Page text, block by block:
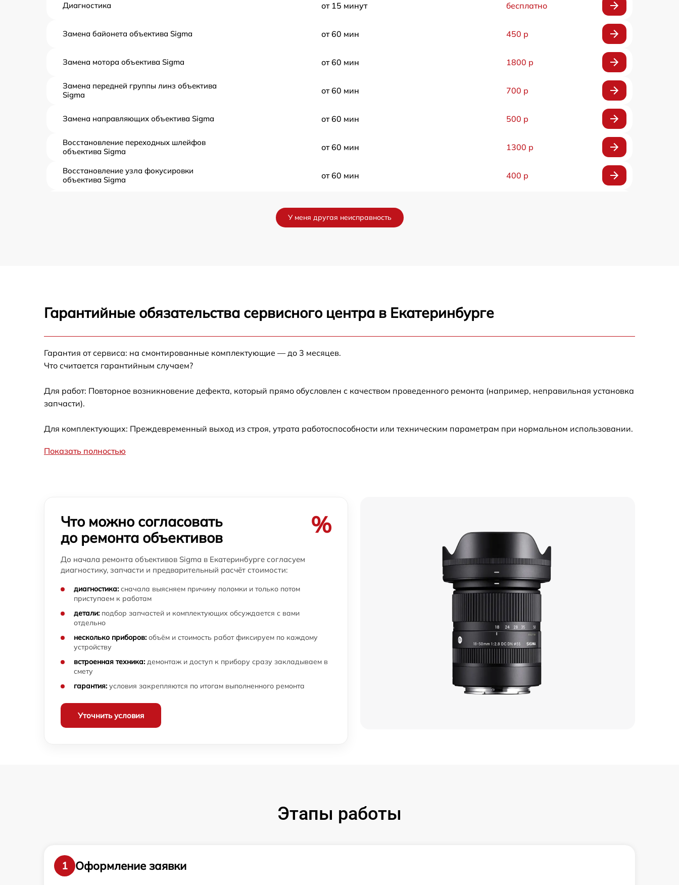
Диагностика от 15 минут бесплатно
Замена байонета объектива Sigma от 60 мин 450 р
Замена мотора объектива Sigma от 60 мин 1800 р
Замена передней группы линз объектива
Sigma
от 60 мин 700 р
Замена направляющих объектива Sigma от 60 мин 500 р
Восстановление переходных шлейфов
объектива Sigma
от 60 мин 1300 р
Восстановление узла фокусировки
объектива Sigma
от 60 мин 400 р
Обновление ПО объектива Sigma от 60 мин
Настройка автофокуса объектива Sigma
Замена узла диафрагмы объектива Sigma
Установка подвеса объектива Sigma от 60 мин 400 р
Sigma
от 60 мин
Устранение механических повреждений
объектива Sigma
Ремонт электроники объектива Sigma
Ремонт шлейфа оптического стабилизатора
объектива Sigma
Ремонт передней линзы объектива
объектива Sigma
800 р
Ремонт механических узлов объектива
Sigma
Sigma
400 р
Разблокировка заклинивания объектива
Sigma
У меня другая неисправность
Гарантийные обязательства сервисного центра в Екатеринбурге
Гарантия от сервиса: на смонтированные комплектующие — до 3 месяцев.
Что считается гарантийным случаем?
Для работ: Повторное возникновение дефекта, который прямо обусловлен с качеством проведенного ремонта (например, неправильная установка
запчасти).
Для комплектующих: Преждевременный выход из строя, утрата работоспособности или техническим параметрам при нормальном использовании.
Показать полностью
Что можно согласовать
до ремонта объективов
%
До начала ремонта объективов Sigma в Екатеринбурге согласуем
диагностику, запчасти и предварительный расчёт стоимости:
диагностика: сначала выясняем причину поломки и только потом
приступаем к работам
детали: подбор запчастей и комплектующих обсуждается с вами
отдельно
несколько приборов: объём и стоимость работ фиксируем по каждому
устройству
встроенная техника: демонтаж и доступ к прибору сразу закладываем в
смету
гарантия: условия закрепляются по итогам выполненного ремонта
Уточнить условия
Этапы работы
1
Оформление заявки